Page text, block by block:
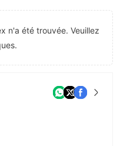
n'a été trouvée. Veuillez